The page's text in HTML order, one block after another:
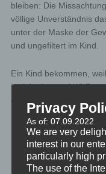
bleiben: Die
völlige Unverständnis
unter der Maske der
und ungefiltert im Kind.
Ein Kind bekommen,
funktionieren wird?
ersten Zellteilung an im
Neurotransmitter sind
Kind.
Kinder können sich
ideale Partnerschaft
Privacy
As of: 07.09.2022
We are very
interest in our
particularly high
The use of the